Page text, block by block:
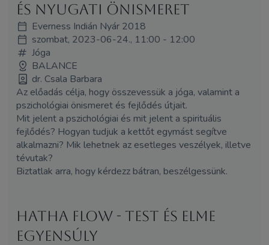
és nyugati önismeret
Everness Indián Nyár 2018
szombat, 2023-06-24., 11:00 - 12:00
Jóga
BALANCE
dr. Csala Barbara
Az előadás célja, hogy összevessük a jóga, valamint a
pszichológiai önismeret és fejlődés útjait.
Mit jelent a pszichológiai és mit jelent a spirituális
fejlődés? Hogyan tudjuk a kettőt egymást segítve
alkalmazni? Mik lehetnek az esetleges veszélyek, illetve
tévutak?
Biztatlak arra, hogy kérdezz bátran, beszélgessünk.
Hatha flow - Test és elme
egyensúly